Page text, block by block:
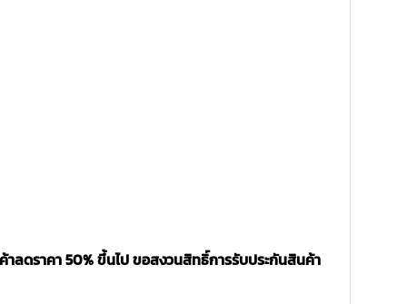
ลดราคา 50% ขึ้นไป ขอสงวนสิทธิ์การรับประกันสินค้า